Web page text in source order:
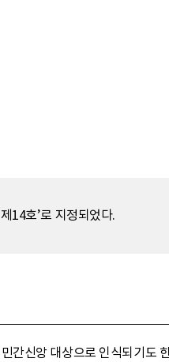
14호’로 지정되었다.
간신앙 대상으로 인식되기도